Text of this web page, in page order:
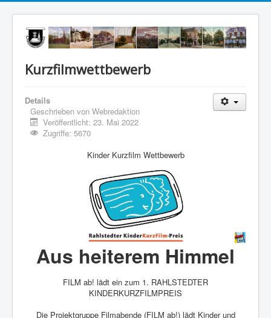
Kurzfilmwettbewerb
Details
Geschrieben von Webredaktion
Veröffentlicht: 23. Mai 2022
Zugriffe: 5670
Kinder Kurzfilm Wettbewerb
Aus heiterem Himmel
FILM ab! lädt ein zum 1. RAHLSTEDTER
KINDERKURZFILMPREIS
Die Projektgruppe Filmabende (FILM ab!) lädt Kinder und